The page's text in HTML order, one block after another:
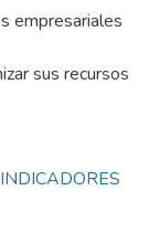
empresariales
sus recursos
INDICADORES